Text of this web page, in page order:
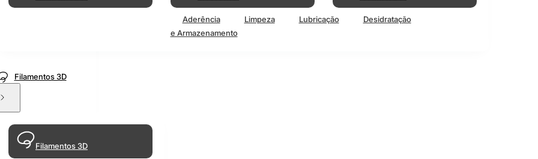
Aderência Limpeza Lubricação
Desidratação
e Armazenamento
Filamentos 3D
Filamentos 3D